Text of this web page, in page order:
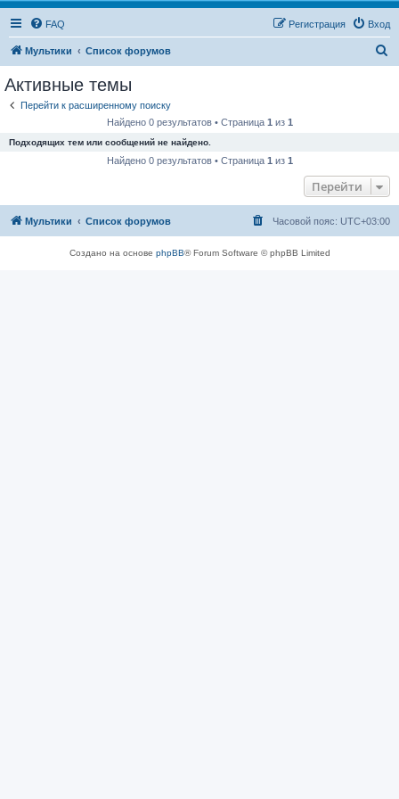
FAQ Вход
Регистрация
Мультики Список форумов
Активные темы
Перейти к расширенному поиску
Найдено 0 результатов • Страница 1 из 1
Подходящих тем или сообщений не найдено.
Найдено 0 результатов • Страница 1 из 1
Перейти
Мультики Список форумов Часовой пояс: UTC+03:00
Создано на основе phpBB® Forum Software © phpBB Limited